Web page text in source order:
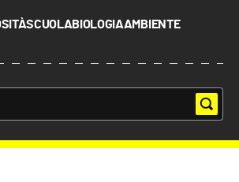
SCUOLABIOLOGIAAMBIENTE